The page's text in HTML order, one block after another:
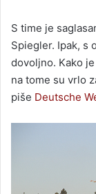
S time je
Spiegler. Ipak, s
dovoljno. Kako
na tome su vrlo
piše Deutsche